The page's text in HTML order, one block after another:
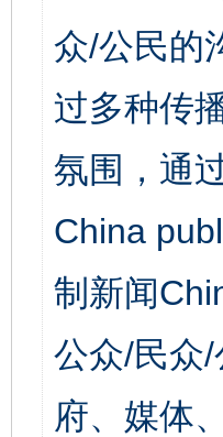
众/公民的
过多种传
氛围，通
China
制新闻
公众/民众
府、媒体